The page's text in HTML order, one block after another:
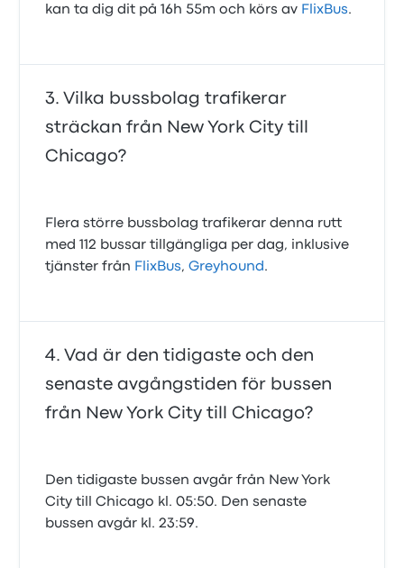
kan ta dig dit på 16h 55m och körs av FlixBus.
Vilka bussbolag trafikerar
sträckan från New York City till
Chicago?
Flera större bussbolag trafikerar denna rutt
med 112 bussar tillgängliga per dag, inklusive
tjänster från FlixBus,Greyhound .
Vad är den tidigaste och den
senaste avgångstiden för bussen
från New York City till Chicago?
Den tidigaste bussen avgår från New York
City till Chicago kl. 05:50. Den senaste
bussen avgår kl. 23:59.